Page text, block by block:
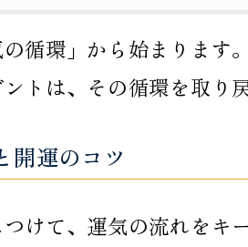
循環」から始まります。
トは、その循環を取り
開運のコツ
つけて、運気の流れをキ